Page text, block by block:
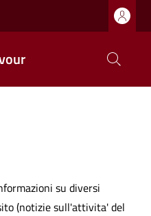
su diversi
(notizie sull'attivita' del